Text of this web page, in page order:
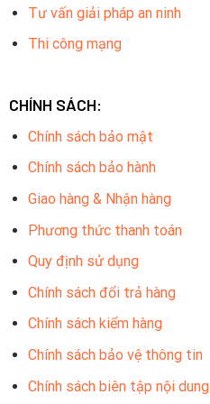
lượng lưu trữ.
Đèn hồng ngoại:
quan sát hồng ngoại 30m
Tư vấn giải pháp an ninh
Thi công mạng
CHÍNH SÁCH:
Chính sách bảo mật
Chính sách bảo hành
Giao hàng & Nhận hàng
Phương thức thanh toán
Quy định sử dụng
Chính sách đổi trả hàng
Chính sách kiểm hàng
Chính sách bảo vệ thông tin
Chính sách biên tập nội dung